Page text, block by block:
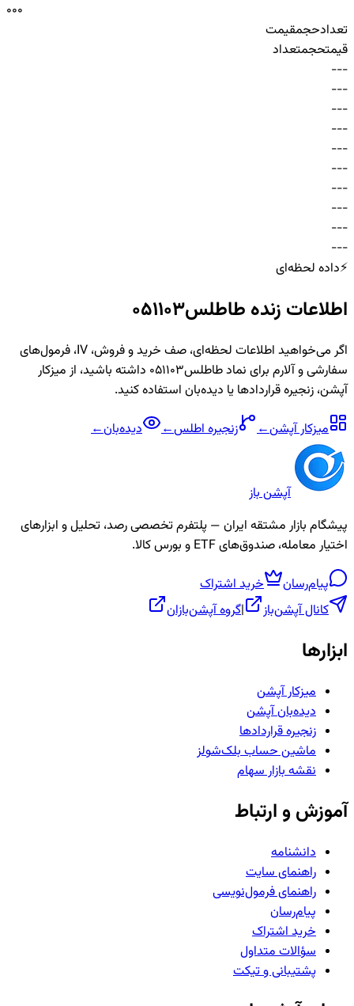
000
تعدادحجمقیمت
قیمتحجمتعداد
-
-
-
-
-
-
-
-
-
-
-
-
-
-
-
-
-
-
-
-
-
-
-
-
-
-
-
-
-
-
⚡داده لحظه‌ای
اطلاعات زنده طاطلس051103
اگر می‌خواهید اطلاعات لحظه‌ای، صف خرید و فروش، IV، فرمول‌های
سفارشی و آلارم برای نمادطاطلس051103
داشته باشید، از میزکار
آپشن، زنجیره قراردادها یا دیده‌بان استفاده کنید.
میزکار آپشن← زنجیرهاطلس← دیده‌بان←
آپشن باز
پیشگام بازار مشتقه ایران — پلتفرم تخصصی رصد، تحلیل و ابزارهای
اختیار معامله، صندوق‌های ETF و بورس کالا.
پیام‌رسان
خرید اشتراک
کانال آپشن‌باز
|گروه آپشن‌بازان
ابزارها
میزکار آپشن
دیده‌بان آپشن
زنجیره قراردادها
ماشین حساب بلک‌شولز
نقشه بازار سهام
آموزش و ارتباط
دانشنامه
راهنمای سایت
راهنمای فرمول‌نویسی
پیام‌رسان
خرید اشتراک
سؤالات متداول
پشتیبانی و تیکت